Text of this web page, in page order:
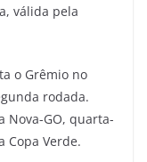
válida pela
o Grêmio no
rodada.
Nova-GO, quarta-
Copa Verde.